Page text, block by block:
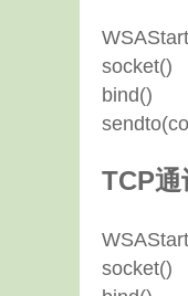
socket()
bind()
TCP通
socket()